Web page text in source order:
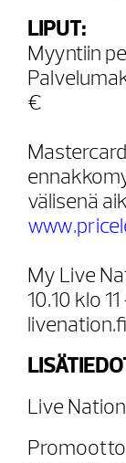
LIPUT:
Myyntiin
€
välisenä
My Live
10.10 klo
Live